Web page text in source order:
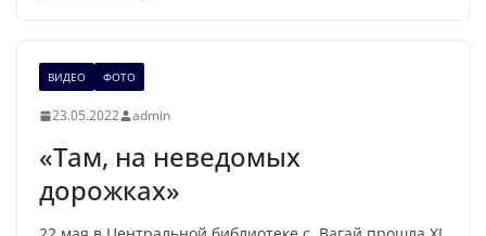
ВИДЕО ФОТО
23.05.2022 admin
«Там, на неведомых
дорожках»